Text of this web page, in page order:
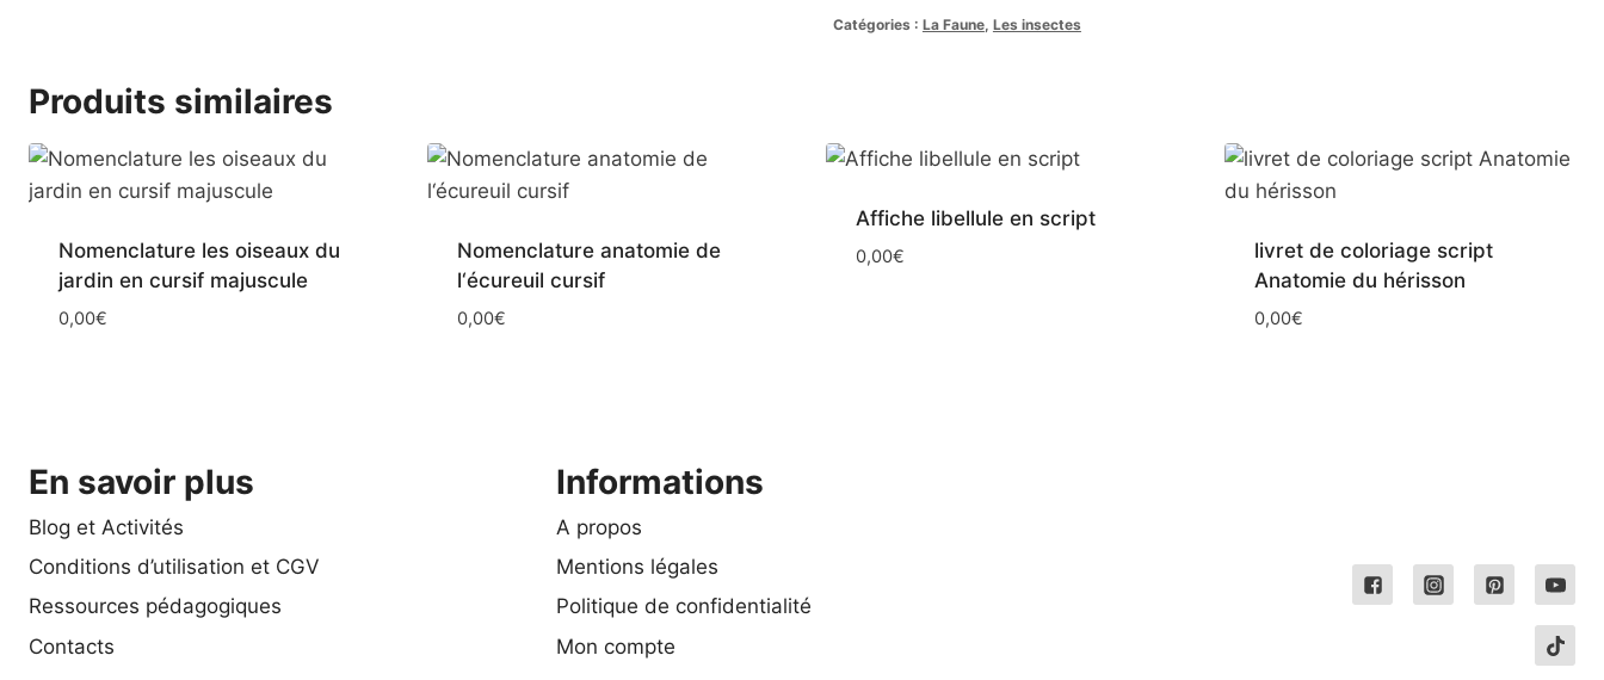
du
Catégories : La Faune, Les insectes
Produits similaires
Nomenclature les oiseaux du
jardin en cursif majuscule
0,00€
Nomenclature anatomie de
l‘écureuil cursif
0,00€
Affiche libellule en script
0,00€
livret de coloriage script
Anatomie du hérisson
0,00€
En savoir plus
Blog et Activités
Conditions d’utilisation et CGV
Ressources pédagogiques
Contacts
Informations
A propos
Mentions légales
Politique de confidentialité
Mon compte